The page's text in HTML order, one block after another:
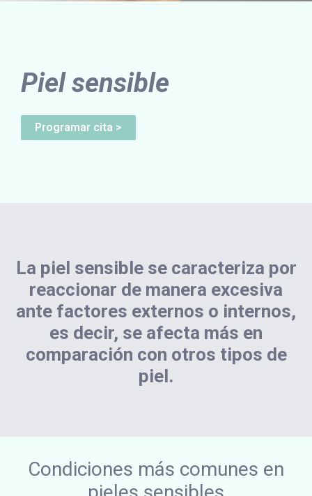
Piel sensible
Programar cita >
La piel sensible se caracteriza por
reaccionar de manera excesiva
ante factores externos o internos,
es decir, se afecta más en
comparación con otros tipos de
piel.
Condiciones más comunes en